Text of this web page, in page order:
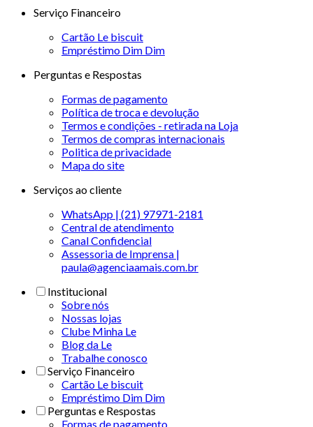
Serviço Financeiro
Cartão Le biscuit
Empréstimo Dim Dim
Perguntas e Respostas
Formas de pagamento
Política de troca e devolução
Termos e condições - retirada na Loja
Termos de compras internacionais
Politica de privacidade
Mapa do site
Serviços ao cliente
WhatsApp | (21) 97971-2181
Central de atendimento
Canal Confidencial
Assessoria de Imprensa |
paula@agenciaamais.com.br
Institucional
Sobre nós
Nossas lojas
Clube Minha Le
Blog da Le
Trabalhe conosco
Serviço Financeiro
Cartão Le biscuit
Empréstimo Dim Dim
Perguntas e Respostas
Formas de pagamento